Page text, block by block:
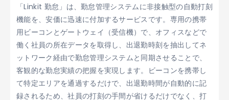
「Linkit 勤怠」は、勤怠管理システムに非接触型の自動打刻
機能を、安価に迅速に付加するサービスです。専用の携帯
用ビーコンとゲートウェイ（受信機）で、オフィスなどで
働く社員の所在データを取得し、出退勤時刻を抽出してネ
ットワーク経由で勤怠管理システムと同期させることで、
客観的な勤怠実績の把握を実現します。ビーコンを携帯し
て特定エリアを通過するだけで、出退勤時間が自動的に記
録されるため、社員の打刻の手間が省けるだけでなく、打